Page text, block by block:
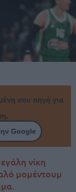
σου πηγή για
Google
νίκη
μομέντουμ